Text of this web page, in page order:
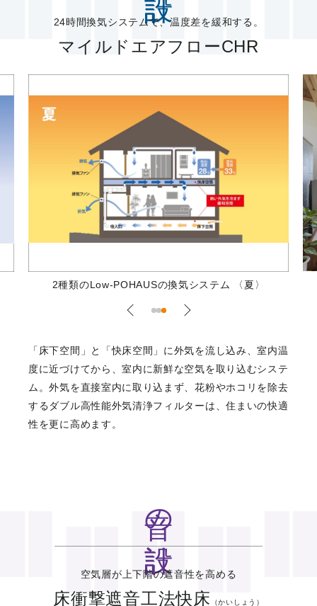
24時間換気システムで、温度差を緩和する。
マイルドエアフローCHR
2種類のLow-POHAUSの換気システム 〈夏〉
「床下空間」と「快床空間」に外気を流し込み、室内温
度に近づけてから、室内に新鮮な空気を取り込むシステ
ム。外気を直接室内に取り込まず、花粉やホコリを除去
するダブル高性能外気清浄フィルターは、住まいの快適
性を更に高めます。
音の設計
空気層が上下階の遮音性を高める
床衝撃遮音工法快床 （かいしょう）